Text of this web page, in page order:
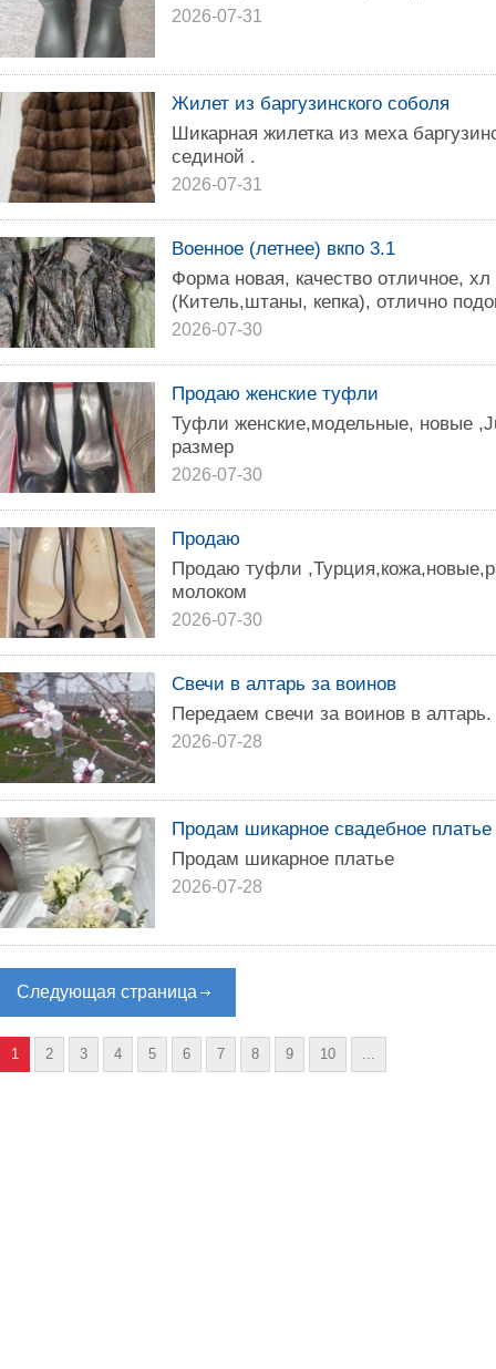
2026-07-31
Жилет из баргузинского соболя
Шикарная жилетка из меха
сединой .
2026-07-31
Военное (летнее) вкпо 3.1
Форма новая, качество отличное,
(Китель,штаны, кепка), отлично
2026-07-30
Продаю женские туфли
Туфли женские,модельные, новые
размер
2026-07-30
Продаю
Продаю туфли
молоком
2026-07-30
Свечи в алтарь за воинов
Передаем свечи за воинов в алтарь.
2026-07-28
Продам шикарное свадебное платье
Продам шикарное платье
2026-07-28
Следующая страница
1 2 3 4 5 6 7 8 9 10 ...